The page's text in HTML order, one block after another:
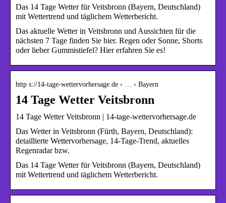
Das 14 Tage Wetter für Veitsbronn (Bayern, Deutschland)
mit Wettertrend und täglichem Wetterbericht.
Das aktuelle Wetter in Veitsbronn und Aussichten für die
nächsten 7 Tage finden Sie hier. Regen oder Sonne, Shorts
oder lieber Gummistiefel? Hier erfahren Sie es!
http s://14-tage-wettervorhersage.de › … › Bayern
14 Tage Wetter Veitsbronn
14 Tage Wetter Veitsbronn | 14-tage-wettervorhersage.de
Das Wetter in Veitsbronn (Fürth, Bayern, Deutschland):
detaillierte Wettervorhersage, 14-Tage-Trend, aktuelles
Regenradar bzw.
Das 14 Tage Wetter für Veitsbronn (Bayern, Deutschland)
mit Wettertrend und täglichem Wetterbericht.